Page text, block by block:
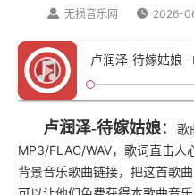
 无损音乐网  2026-
卢润泽-待嫁姑娘 -
卢润泽-待嫁姑娘： 歌
MP3/FLAC/WAV，歌词直击人
背景音乐歌曲链接，把这首歌